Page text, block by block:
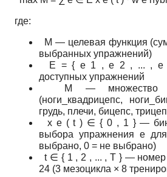
где:
M — целевая функция
выбранных упражнений)
E = { e 1 , e 2 , ... , e
доступных упражнений
M
— множество
(ноги_квадрицепс,
грудь, плечи, бицепс,
x e ( t ) ∈ { 0 , 1 } —
выбора упражнения e
выбрано, 0 = не выбрано)
t ∈ { 1 , 2 , ... , T } — номер
24 (3 мезоцикла × 8